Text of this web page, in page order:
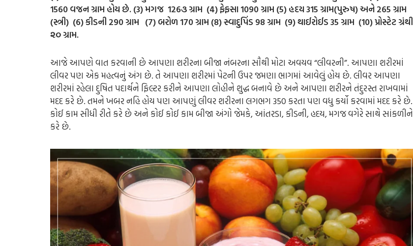
1560 વજન ગ્રામ હોય છે. (3) મગજ 126૩ ગ્રામ (4) ફેફસા 1090 ગ્રામ (5) હદય 315 ગ્રામ(પુરુષ) અને 265 ગ્રામ
(સ્ત્રી) (6) કીડની 290 ગ્રામ (7) બરોળ 170 ગ્રામ (8) સ્વાદુપિંડ 98 ગ્રામ (9) થાઈરોઈડ 35 ગ્રામ (10) પ્રોસ્ટેટ ગ્રંથી
૨૦ ગ્રામ.
આજે આપણે વાત કરવાની છે આપણા શરીરના બીજા નંબરના સૌથી મોટા અવયવ “લીવરની”. આપણા શરીરમાં
લીવર પણ એક મહત્વનું અંગ છે. તે આપણા શરીરમાં પેટની ઉપર જમણા ભાગમાં આવેલું હોય છે. લીવર આપણા
શરીરમાં રહેલા દુષિત પદાર્થને ફિલ્ટર કરીને આપણા લોહીને શુદ્ધ બનાવે છે અને આપણા શરીરને તંદુરસ્ત રાખવામાં
મદદ કરે છે. તમને ખબર નહિ હોય પણ આપણું લીવર શરીરના લગભગ 350 કરતા પણ વધુ કર્યો કરવામાં મદદ કરે છે.
કોઈ કામ સીધી રીતે કરે છે અને કોઈ કોઈ કામ બીજા અંગો જેમકે, આંતરડા, કીડની, હદય, મગજ વગેરે સાથે સાંકળીને
કરે છે.